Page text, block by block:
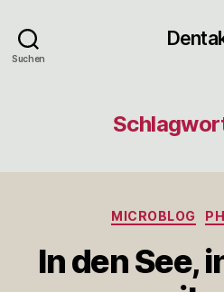
Suchen
MICROBLOG
In den See,